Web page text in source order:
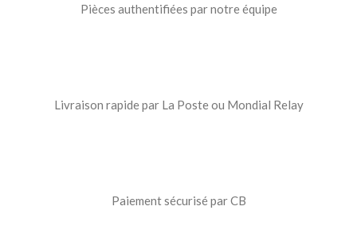
Pièces authentifiées par notre équipe
Livraison rapide par La Poste ou Mondial Relay
Paiement sécurisé par CB